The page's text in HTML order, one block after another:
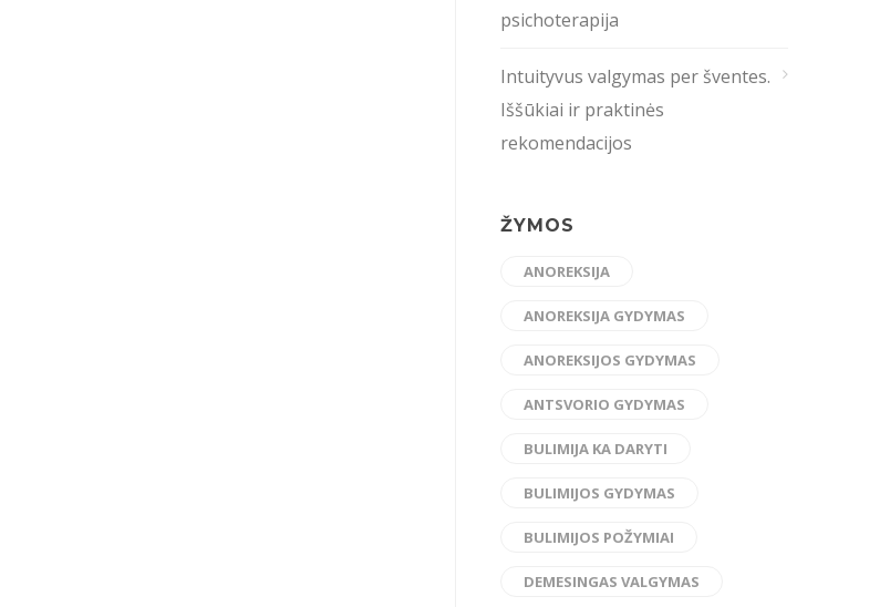
psichoterapija
Intuityvus valgymas per šventes.
Iššūkiai ir praktinės
rekomendacijos
ŽYMOS
ANOREKSIJA
ANOREKSIJA GYDYMAS
ANOREKSIJOS GYDYMAS
ANTSVORIO GYDYMAS
BULIMIJA KA DARYTI
BULIMIJOS GYDYMAS
BULIMIJOS POŽYMIAI
DEMESINGAS VALGYMAS